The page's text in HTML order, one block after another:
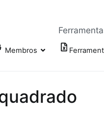
Membros